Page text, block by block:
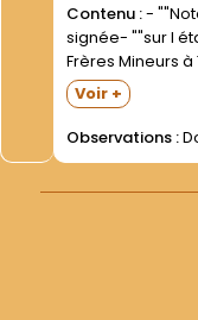
Contenu :- ""Note historique""- non datée- non
signée- ""sur l
Frères Mineurs
Marie-André
vie et les
""Orientations...
Voir +
Observations :